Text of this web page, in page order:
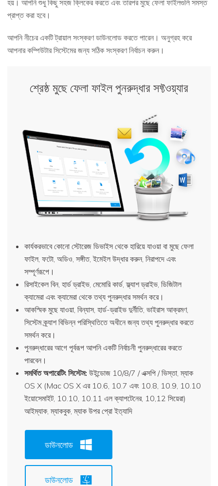
হয়। আপনি শুধু কিছু সহজ ক্লিকের করতে এবং তারপর মুছে ফেলা ফাইলগুলি সমস্ত
প্রাপ্ত করা হবে।
আপনি নীচের একটি ট্রায়াল সংস্করণ ডাউনলোড করতে পারেন। অনুগ্রহ করে
আপনার কম্পিউটার সিস্টেমের জন্য সঠিক সংস্করণ নির্বাচন করুন।
শ্রেষ্ঠ মুছে ফেলা ফাইল পুনরুদ্ধার সফ্টওয়্যার
কার্যকরভাবে কোনো স্টোরেজ ডিভাইস থেকে হারিয়ে যাওয়া বা মুছে ফেলা
ফাইল, ফটো, অডিও, সঙ্গীত, ইমেইল উদ্ধার করুন, নিরাপদে এবং
সম্পূর্ণরূপে।
রিসাইকেল বিন, হার্ড ড্রাইভ, মেমোরি কার্ড, ফ্ল্যাশ ড্রাইভ, ডিজিটাল
ক্যামেরা এবং ক্যামেরা থেকে তথ্য পুনরুদ্ধার সমর্থন করে।
আকস্মিক মুছে যাওয়া, বিন্যাস, হার্ড-ড্রাইভ দুর্নীতি, ভাইরাস আক্রমণ,
সিস্টেম ক্র্যাশ বিভিন্ন পরিস্থিতিতে অধীনে জন্য তথ্য পুনরুদ্ধার করতে
সমর্থন করে।
পুনরুদ্ধারের আগে পূর্বরূপ আপনি একটি নির্বাচনী পুনরুদ্ধারের করতে
পারবেন।
সমর্থিত অপারেটিং সিস্টেম: উইন্ডোজ 10/8/7 / এক্সপি / ভিস্তা, ম্যাক
OS X (Mac OS X এর 10.6, 10.7 এবং 10.8, 10.9, 10.10
ইয়োসেমাইট, 10.10, 10.11 এল ক্যাপটেনের, 10,12 সিয়েরা)
আইম্যাক, ম্যাকবুক, ম্যাক উপর প্রো ইত্যাদি
ডাউনলোড
ডাউনলোড